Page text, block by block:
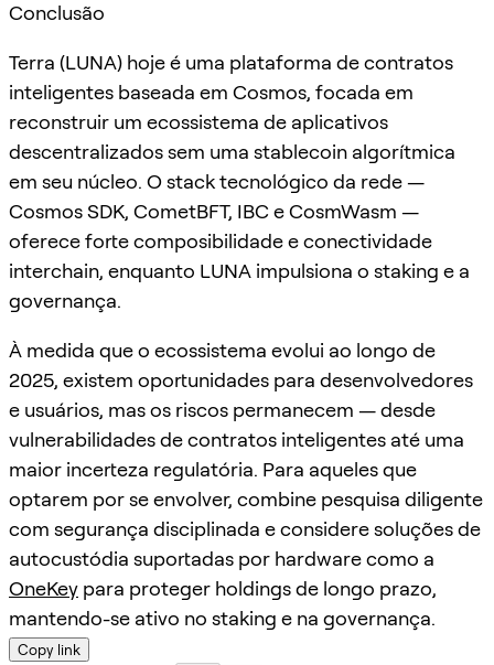
Conclusão
Terra (LUNA) hoje é uma plataforma de contratos
inteligentes baseada em Cosmos, focada em
reconstruir um ecossistema de aplicativos
descentralizados sem uma stablecoin algorítmica
em seu núcleo. O stack tecnológico da rede —
Cosmos SDK, CometBFT, IBC e CosmWasm —
oferece forte composibilidade e conectividade
interchain, enquanto LUNA impulsiona o staking e a
governança.
À medida que o ecossistema evolui ao longo de
2025, existem oportunidades para desenvolvedores
e usuários, mas os riscos permanecem — desde
vulnerabilidades de contratos inteligentes até uma
maior incerteza regulatória. Para aqueles que
optarem por se envolver, combine pesquisa diligente
com segurança disciplinada e considere soluções de
autocustódia suportadas por hardware como a
OneKey para proteger holdings de longo prazo,
mantendo-se ativo no staking e na governança.
Copy link